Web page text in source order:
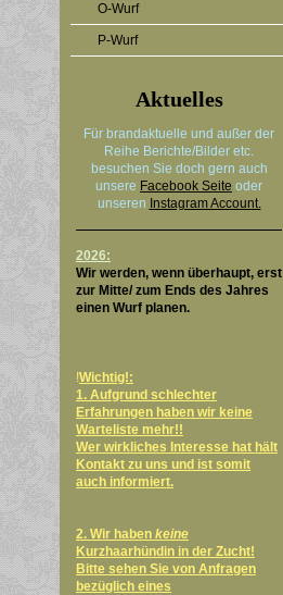
O-Wurf
P-Wurf
Aktuelles
Für brandaktuelle und außer der
Reihe Berichte/Bilder etc.
besuchen Sie doch gern auch
unsere Facebook Seite oder
unseren Instagram Account.
2026:
Wir werden, wenn überhaupt, erst
zur Mitte/ zum Ends des Jahres
einen Wurf planen.
!Wichtig!:
1. Aufgrund schlechter
Erfahrungen haben wir keine
Warteliste mehr!!
Wer wirkliches Interesse hat hält
Kontakt zu uns und ist somit
auch informiert.
2. Wir haben keine
Kurzhaarhündin in der Zucht!
Bitte sehen Sie von Anfragen
bezüglich eines